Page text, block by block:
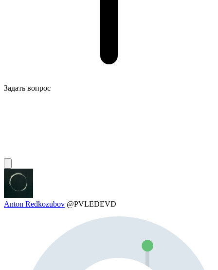
Задать вопрос
Anton Redkozubov @PVLEDEVD